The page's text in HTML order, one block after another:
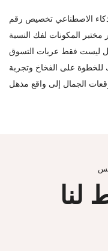
الاصطناعي تخصيص رقم
المكونات لفك النسبة
ليست فقط عربات التسوق
على الفخاخ وتجربة